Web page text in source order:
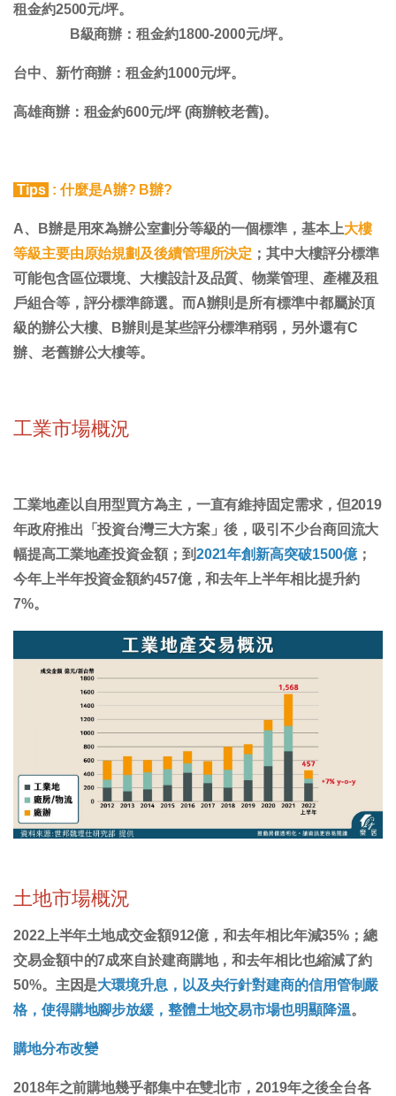
租金約2500元/坪。
B級商辦：租金約1800-2000元/坪。
台中、新竹商辦：租金約1000元/坪。
高雄商辦：租金約600元/坪 (商辦較老舊)。
Tips : 什麼是A辦? B辦?
A、B辦是用來為辦公室劃分等級的一個標準，基本上大樓
等級主要由原始規劃及後續管理所決定 ；其中大樓評分標準
可能包含區位環境、大樓設計及品質、物業管理、產權及租
戶組合等，評分標準篩選。而A辦則是所有標準中都屬於頂
級的辦公大樓、B辦則是某些評分標準稍弱，另外還有C
辦、老舊辦公大樓等。
工業市場概況
工業地產以自用型買方為主，一直有維持固定需求，但2019
年政府推出「投資台灣三大方案」後，吸引不少台商回流大
幅提高工業地產投資金額；到2021年創新高突破1500億；
今年上半年投資金額約457億，和去年上半年相比提升約
7%。
土地市場概況
2022上半年土地成交金額912億，和去年相比年減35%；總
交易金額中的7成來自於建商購地，和去年相比也縮減了約
50%。主因是大環境升息，以及央行針對建商的信用管制嚴
格，使得購地腳步放緩，整體土地交易市場也明顯降溫。
購地分布改變
2018年之前購地幾乎都集中在雙北市，2019年之後全台各